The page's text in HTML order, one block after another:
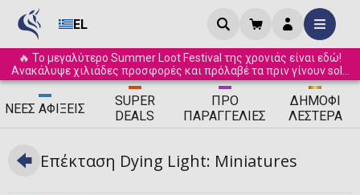
EL
🔥 Το μεγαλύτερο Summer Loot Festival της χρονιάς είναι εδώ!
Ανακάλυψε χιλιάδες προσφορές και πρόλαβέ τα πριν γίνουν sold
out! ☀️
ΝΈΕΣ ΑΦΊΞΕΙΣ
SUPER
DEALS
ΠΡΟ
ΠΑΡΑΓΓΕΛΊΕΣ
ΔΗΜΟΦΙ
ΛΈΣΤΕΡΑ
Επέκταση Dying Light: Miniatures